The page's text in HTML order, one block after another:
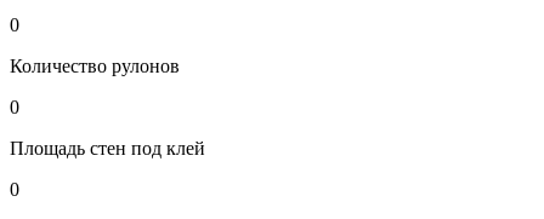
0
Количество рулонов
0
Площадь стен под клей
0